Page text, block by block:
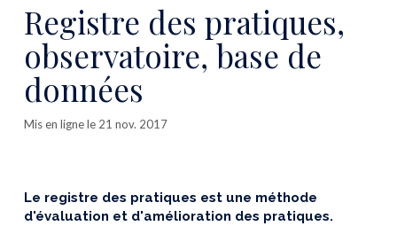
Registre des pratiques,
observatoire, base de
données
Mis en ligne le 21 nov. 2017
Le registre des pratiques est une méthode
d'évaluation et d'amélioration des pratiques.